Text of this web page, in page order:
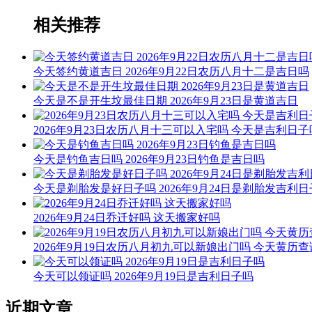
相关推荐
今天签约黄道吉日 2026年9月22日农历八月十二是吉日吗
今天是不是开生坟最佳日期 2026年9月23日是黄道吉日
2026年9月23日农历八月十三可以入宅吗 今天是吉利日子
今天是钓鱼吉日吗 2026年9月23日钓鱼是吉日吗
今天是剃胎发是好日子吗 2026年9月24日是剃胎发吉利日
2026年9月24日乔迁好吗 这天搬家好吗
2026年9月19日农历八月初九可以新娘出门吗 今天黄历查
今天可以领证吗 2026年9月19日是吉利日子吗